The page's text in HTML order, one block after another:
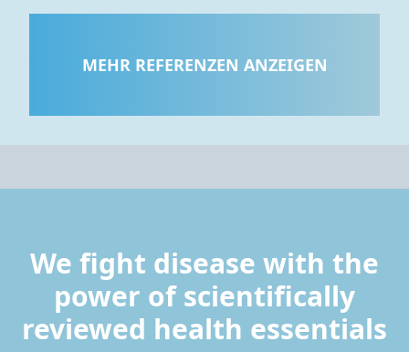
MEHR REFERENZEN ANZEIGEN
We fight disease with the
power of scientifically
reviewed health essentials